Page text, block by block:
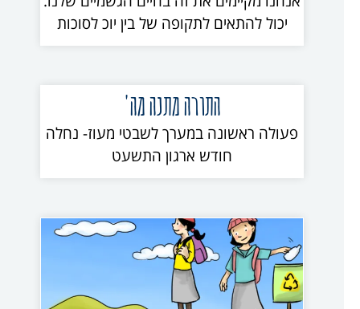
יכול להתאים לתקופה של בין יוכ לסוכות
התורה מתנה מה'
פעולה ראשונה במערך לשבטי מעוז- נחלה
חודש ארגון התשעט